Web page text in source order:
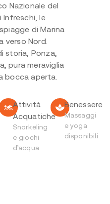
Nazionale del
Infreschi, le
di Marina
Nord.
storia, Ponza,
pura meraviglia
bocca aperta.
Attività
Acquatiche
Snorkeling
e giochi
d’acqua
Benessere
Massaggi
e yoga
disponibili